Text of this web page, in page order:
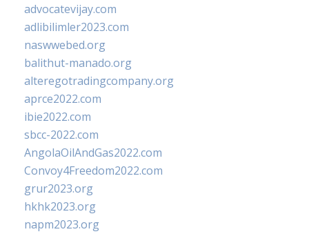
advocatevijay.com
adlibilimler2023.com
naswwebed.org
balithut-manado.org
alteregotradingcompany.org
aprce2022.com
ibie2022.com
sbcc-2022.com
AngolaOilAndGas2022.com
Convoy4Freedom2022.com
grur2023.org
hkhk2023.org
napm2023.org